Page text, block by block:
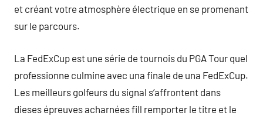
et créant votre atmosphère électrique en se promenant
sur le parcours.
La FedExCup est une série de tournois du PGA Tour quel
professionne culmine avec una finale de una FedExCup.
Les meilleurs golfeurs du signal s’affrontent dans
dieses épreuves acharnées fill remporter le titre et le